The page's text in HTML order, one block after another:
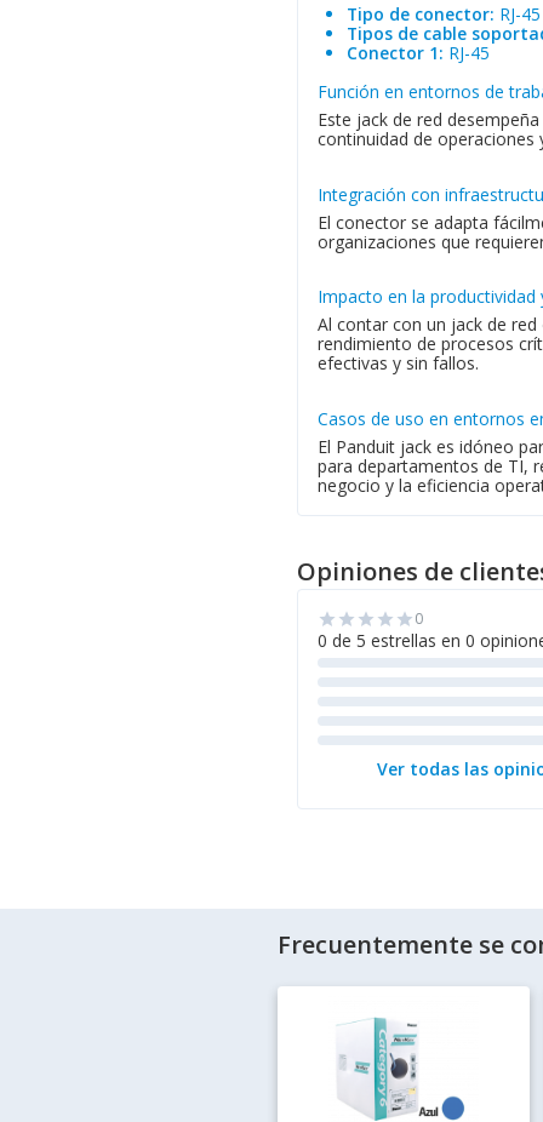
Tipo de conector: RJ-45
Tipos de cable
Conector 1: RJ-45
Función en entornos de
Este jack de red
continuidad de
Integración con
El conector se adapta
organizaciones que
Impacto en la
Al contar con un jack de
rendimiento de procesos
efectivas y sin fallos.
Casos de uso en entornos
El Panduit jack es idóneo
para departamentos de TI,
negocio y la eficiencia
Opiniones de
star star star star star0
0 de 5 estrellas en 0
Ver todas las
Frecuentemente se